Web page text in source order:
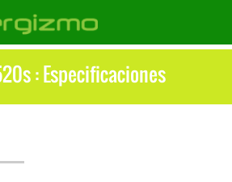
: Especificaciones